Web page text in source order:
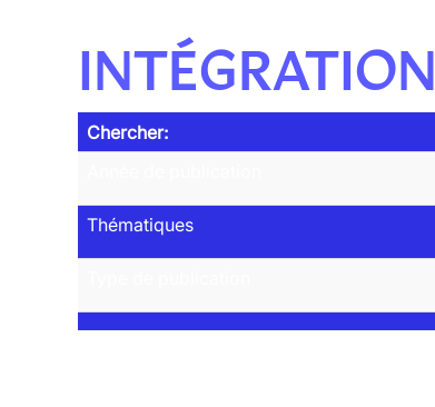
INTÉGRATION
Chercher:
Thématiques